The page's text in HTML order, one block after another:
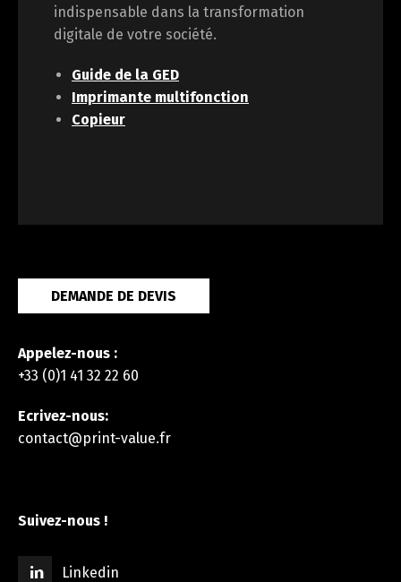
indispensable dans la transformation
digitale de votre société.
Guide de la GED
Imprimante multifonction
Copieur
DEMANDE DE DEVIS
Appelez-nous :
+33 (0)1 41 32 22 60
Ecrivez-nous:
contact@print-value.fr
Suivez-nous !
Linkedin